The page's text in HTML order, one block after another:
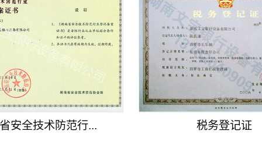
安全技术防范行... 税务登记证